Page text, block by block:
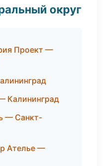
округ
Проект —
Калининград
— Санкт-
Ателье —